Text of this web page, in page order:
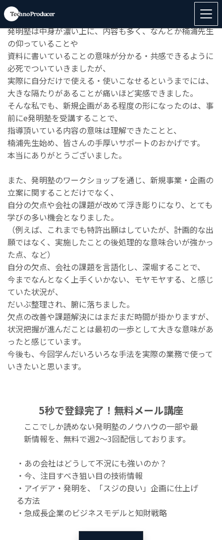
長期間に渡り、
毎日のようにサポート頂きありがとうござ
いました。
発明塾は中身が濃い上に、内容も多く、なんとか楠浦先生
の仰っていることや
資料に書いていることの意味が分かる・ 共感できるように
必死でついていきましたが、
実際に自分だけで使える・使いこなせるというまでには、
大きな隔たりがあることが痛いほど実感できました。
そんな私でも、新規企画がある程度の形になったのは、 事
前にe発明塾を受講することで、
指導頂いている内容の意味は理解できたことと、
楠浦先生始め、皆さんの手厚いサポートのおかげです。
本当にありがとうございました。
また、発明塾のワークショップを通じ、新規事業・ 企画の
立案に関することだけでなく、
自分の欠点や会社の課題が改めて浮き彫りになり、 とても
学びの多い機会となりました。
（例えば、これまでも特許出願はしていたが、 計画的な出
願ではなく、 実施したことの後処理的な意味合いが強かっ
た点、など）
自分の欠点、会社の課題を言語化し、深堀することで、
今までなんとなく上手くいかない、モヤモヤする、 と感じ
ていた状況が、
だいぶ整理され、腑に落ちました。
欠点の改善や課題解決にはまだまだ時間が掛かりますが、
状況把握が進んだことは最初の一歩として大きな意味があ
ったと感じています。
今後も、 今回学んだいろいろな手法を実際の業務で使って
いきたいと思います。
5秒で登録完了！無料メール講座
ここでしか読めない発明塾のノウハウの一部や最
新情報を、無料で週2〜3回配信しております。
・あの会社はどうして不況にも強いのか？
・今、注目すべき狙い目の技術情報
・アイデア・発明を、「スジの良い」企画に仕上げ
る方法
・急成長企業のビジネスモデルと知財戦略